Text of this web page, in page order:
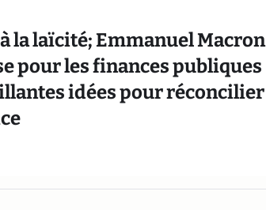
la laïcité; Emmanuel Macron
pour les finances publiques
idées pour réconcilier